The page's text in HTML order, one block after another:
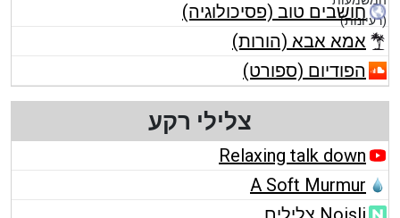
חושבים טוב (פסיכולוגיה)
אמא אבא (הורות)
הפודיום (ספורט)
צלילי רקע
Relaxing talk down
A Soft Murmur